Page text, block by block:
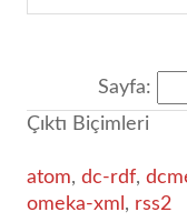
Sayfa:
Çıktı Biçimleri
atom, dc-rdf,
omeka-xml , rss2